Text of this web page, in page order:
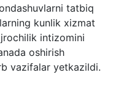
tatbiq
kunlik xizmat
intizomini
oshirish
vazifalar yetkazildi.